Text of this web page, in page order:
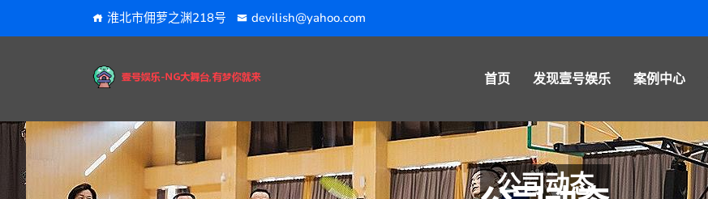
淮北市佣萝之渊218号 devilish@yahoo.com
首页 发现壹号娱乐 案例中心
公司动态